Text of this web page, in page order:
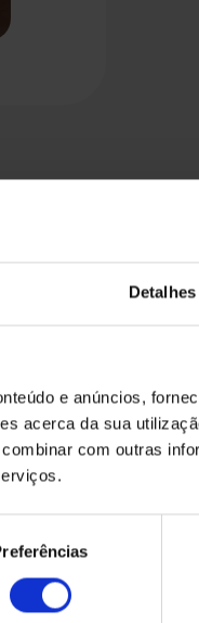
Detalhes
e anúncios,
acerca da sua
com outras